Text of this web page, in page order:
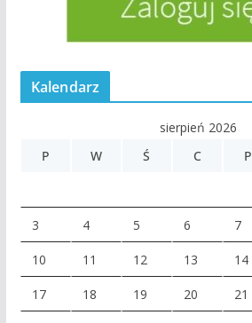
Kalendarz
sierpień 2026
P
W Ś C P
3 4 5 6 7
10 11 12 13 14
17 18 19 20 21